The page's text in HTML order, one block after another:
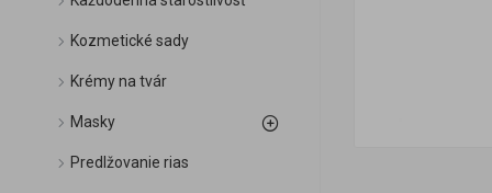
Kozmetické sady
Krémy na tvár
Masky
Predlžovanie rias